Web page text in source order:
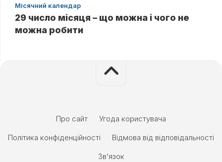
Місячний календар
29 число місяця – що можна і чого не
можна робити
Про сайт
Угода користувача
Політика конфіденційності
Відмова від відповідальності
Зв’язок